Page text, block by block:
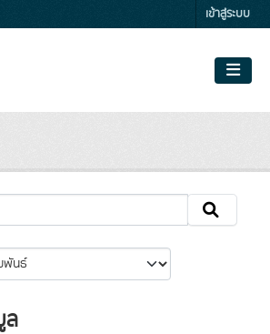
เข้าสู่ระบบ
ล